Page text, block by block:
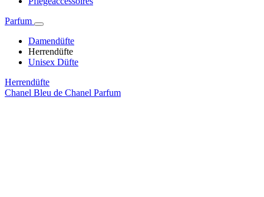
Parfum
Damendüfte
Herrendüfte
Unisex Düfte
Herrendüfte
Chanel Bleu de Chanel Parfum